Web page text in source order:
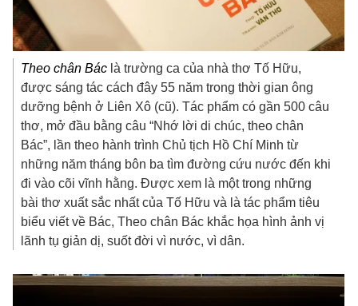
Theo chân Bác là trường ca của nhà thơ Tố Hữu,
được sáng tác cách đây 55 năm trong thời gian ông
dưỡng bệnh ở Liên Xô (cũ). Tác phẩm có gần 500 câu
thơ, mở đầu bằng câu “Nhớ lời di chúc, theo chân
Bác”, lần theo hành trình Chủ tịch Hồ Chí Minh từ
những năm tháng bôn ba tìm đường cứu nước đến khi
đi vào cõi vĩnh hằng. Được xem là một trong những
bài thơ xuất sắc nhất của Tố Hữu và là tác phẩm tiêu
biểu viết về Bác, Theo chân Bác khắc họa hình ảnh vị
lãnh tụ giản dị, suốt đời vì nước, vì dân.